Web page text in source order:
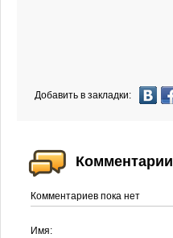
Добавить в закладки:
Комментарии
Комментариев пока нет
Имя: